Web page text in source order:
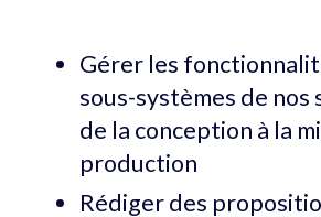
Gérer les
sous-systèmes de nos
de la conception à la
production
Rédiger des